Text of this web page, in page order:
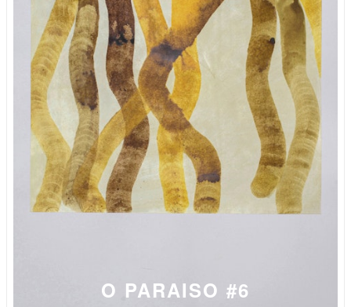
O PARAISO #6